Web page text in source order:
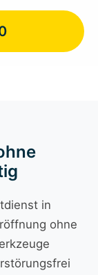
in
ohne